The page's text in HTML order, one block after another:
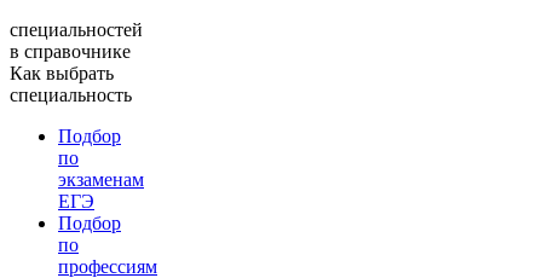
специальностей
в справочнике
Как выбрать
специальность
Подбор
по
экзаменам
ЕГЭ
Подбор
по
профессиям